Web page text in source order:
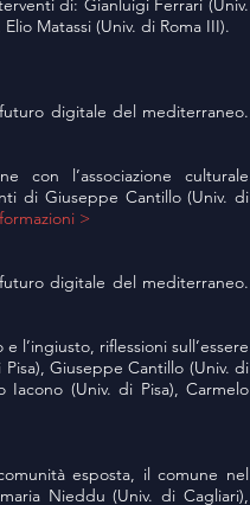
di: Gianluigi Ferrari (Univ.
Matassi (Univ. di Roma III).
digitale del mediterraneo.
con l’associazione culturale
di Giuseppe Cantillo (Univ. di
>
digitale del mediterraneo.
l’ingiusto, riflessioni sull’essere
Giuseppe Cantillo (Univ. di
Iacono (Univ. di Pisa), Carmelo
esposta, il comune nel
Nieddu (Univ. di Cagliari),